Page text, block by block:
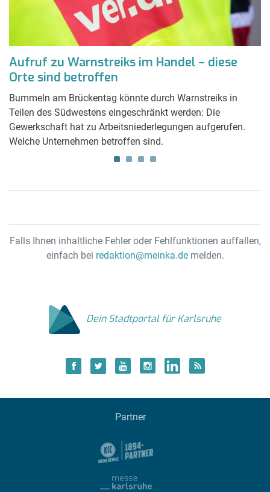
Aufruf zu Warnstreiks im Handel – diese
Orte sind betroffen
Bummeln am Brückentag könnte durch Warnstreiks in
Teilen des Südwestens eingeschränkt werden: Die
Gewerkschaft hat zu Arbeitsniederlegungen aufgerufen.
Welche Unternehmen betroffen sind.
Falls Ihnen inhaltliche Fehler oder Fehlfunktionen auffallen,
einfach bei redaktion@meinka.demelden.
Dein Stadtportal für Karlsruhe
Partner